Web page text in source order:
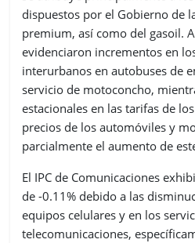
dispuestos por el Gobierno de
premium, así como del gasoil.
evidenciaron incrementos en
interurbanos en autobuses de
servicio de motoconcho,
estacionales en las tarifas de
precios de los automóviles y
parcialmente el aumento de
El IPC de Comunicaciones
de -0.11% debido a las
equipos celulares y en los
telecomunicaciones,